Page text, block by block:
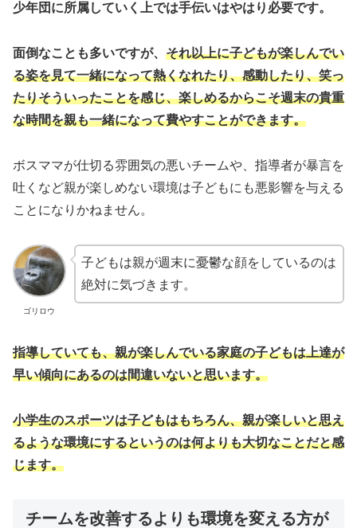
少年団に所属していく上では手伝いはやはり必要です。
面倒なことも多いですが、 それ以上に子どもが楽しんでい
る姿を見て一緒になって熱くなれたり、感動したり、笑っ
たりそういったことを感じ、楽しめるからこそ週末の貴重
な時間を親も一緒になって費やすことができます。
ボスママが仕切る雰囲気の悪いチームや、指導者が暴言を
吐くなど親が楽しめない環境は子どもにも悪影響を与える
ことになりかねません。
ゴリロウ
子どもは親が週末に憂鬱な顔をしているのは
絶対に気づきます。
指導していても、親が楽しんでいる家庭の子どもは上達が
早い傾向にあるのは間違いないと思います。
小学生のスポーツは子どもはもちろん、親が楽しいと思え
るような環境にするというのは何よりも大切なことだと感
じます。
チームを改善するよりも環境を変える方が